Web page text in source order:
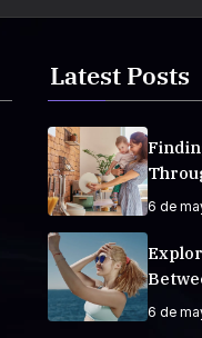
Latest Posts
6 de
6 de